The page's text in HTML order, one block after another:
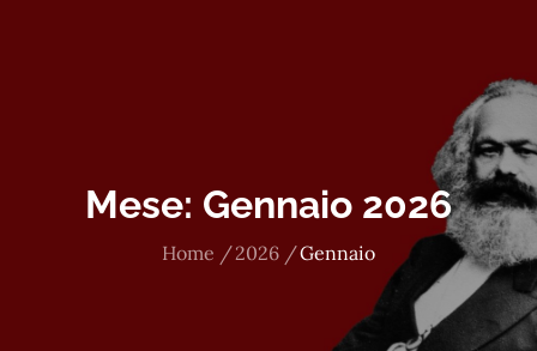
Mese: Gennaio 2026
Home 2026 Gennaio